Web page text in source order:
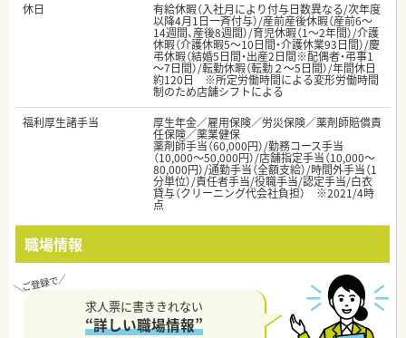
休日
有給休暇（入社月により付与日数異なる/次年度
以降4月1日一斉付与）/産前産後休暇（産前6～
14週間、産後8週間）/育児休暇（1～2年間）/介護
休暇（介護休暇5～10日間・介護休業93日間）/慶
弔休暇（結婚5日間・出産2日間※配偶者・弔事1
～7日間）/転勤休暇（転勤２～5日間）/年間休日
約120日 ※所定労働時間による変形労働時間
制のため店舗シフトによる
福利厚生諸手当
厚生年金／雇用保険／労災保険／薬剤師賠償責
任保険／薬業健保
薬剤師手当（60,000円）/勤務コース手当
（10,000～50,000円）/店舗指定手当（10,000～
80,000円）/通勤手当（全額支給）/時間外手当（1
分単位）/責任者手当/役職手当/認定手当/白衣
貸与（クリーニング代会社負担） ※2021/4時
点
職場情報
求人票に書ききれない
“詳しい職場情報”